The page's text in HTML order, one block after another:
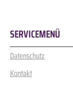
SERVICEMENÜ
Datenschutz
Kontakt